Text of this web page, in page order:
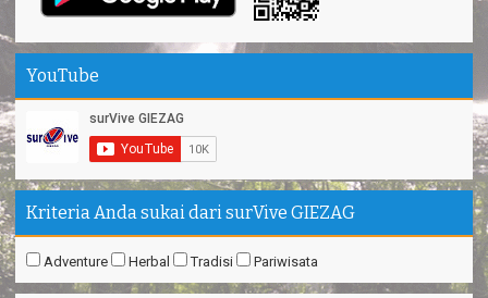
YouTube
Kriteria Anda sukai dari surVive GIEZAG
Adventure Herbal Tradisi Pariwisata